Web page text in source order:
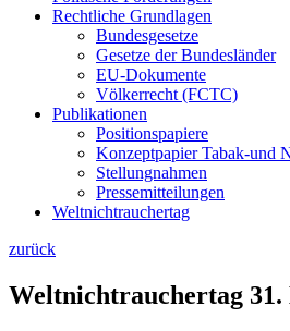
Rechtliche Grundlagen
Bundesgesetze
Gesetze der Bundesländer
EU-Dokumente
Völkerrecht (FCTC)
Publikationen
Positionspapiere
Konzeptpapier Tabak-und
Stellungnahmen
Pressemitteilungen
Weltnichtrauchertag
zurück
Weltnichtrauchertag 31.